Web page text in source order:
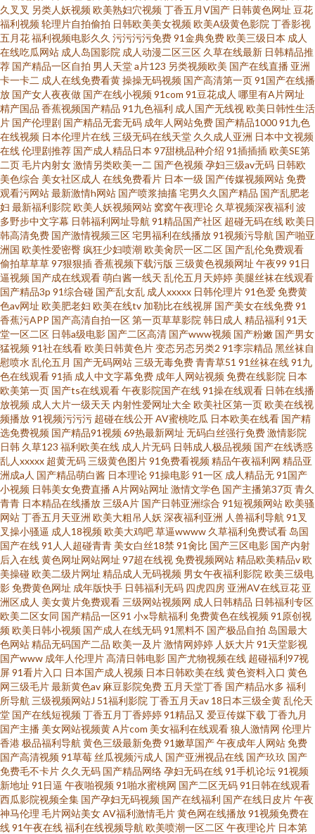
A∨网站 国产综合14p 色悠悠一区在线观看 亚洲涩涩爱 精品久久麻豆欧美日
韩 91视频福利91 午夜导航福利视频 日韩欧美国产另类 99在线精品国自产 在
线观看岛国 福利专区 超碰人人爽 国产AV影片 激情另类 国产精品久久人四虎
超碰人人98色 国产伪娘在线 日韩性爱免费看 含羞草免费黄网 91顏色 伊人Av
大香蕉 激情片网址 天天干视频网站 性爱日本美妇小视频 午夜福利入口 国内
精品无码免费 久久鸥美 激情人妻在线国产 日本a片 九一视频在线免费观看 羞
羞不卡视频网站 另类乱久草手机在线 91超碰免费社区在线 日本黄页免费 91
唐伯虎 色在线国产 爱豆传媒影片
久叉叉 另类人妖视频欧美熟妇穴视频丁香五月V国产 日韩黄色网址 豆花
福利视频轮理片自拍偷拍 日韩欧美美女视频欧美A级黄色影院 丁香影视
五月花福利视频电影久久 污污污污免费91金典免费欧美三级日本 成人
在线吃瓜网站 成人岛国影院 成人动漫二区三区 久草在线最新 日韩精品推
荐 国产精品一区自拍 男人天堂a片123 另类视频欧美 国产在线直播 亚洲
卡一卡二 成人在线免费看黄操操无码视频 国产高清第一页91国产在线播
放 国产女人夜夜做 国产在线小视频91com 91豆花成人 哪里有A片网址
精产国品 香蕉视频国产精品 91九色福利 成人国产无线视欧美日韩性生活
片 国产伦理剧 国产精品无套无码 成年人网站免费 国产精品100091九色
在线视频 日本伦理片在线 三级无码在线天堂 久久成人亚洲 日本中文视频
在线伦理剧推荐 国产成人精品日本 97甜桃品种介绍 91插插插欧美SE第
二页毛片内射女激情另类欧美一二 国产色视频孕妇三级av无码 日韩欧
美色综合 美女社区成人 在线免费看片 日本一级 国产传媒视频网站免费
观看污网站最新激情h网站 国产喷浆抽搐宅男久久国产精品 国产乱肥老
妇 最新福利影院 欧美人妖视频网站 窝窝午夜理论 久草视频深夜福利 波
多野步中文字幕 日韩福利网址导航 91精品国产社区 超碰无码在线欧美日
韩高清免费 国产激情视频三区宅男福利在线播放91视频污导航 国产啪亚
洲国 欧美性爱密臀疯狂少妇喷潮欧美肏屄一区二区 国产乱伦免费观看
偷拍草草草97狠狠插香蕉视频下载污版 三级黄色视频网址 午夜99 91日
逼视频 国产成在线观看萌白酱一线天 乱伦五月天婷婷 美腿丝袜在线观看
国产精品3p 91综合碰 国产乱女乱 成人xxxxx 日韩伦理片91色爱免费黄
色av网址 欧美肥老妇 欧美在线tv 加勒比在线视屏 国产美女在线免费91
香蕉污APP 国产高清自拍一区第一页草草影院 韩日成人 精品福利 91天
堂一区二区 日韩a级电影 国产二区高清 国产www视频 国产粉嫩 国产男女
猛视频91社在线看欧美日韩黄色片变态另态另类2 91李宗精品 黑丝袜自
慰喷水 乱伦五月 国产无码网站 三级无毒免费青青草51 91丝袜在线91九
色在线观看91插 成人中文字幕免费 成年人网站视频免费在线影院 日本
欧美第一页 国产ts在线观看午夜影院国产在线91操在线观看 日韩在线播
放视频 成人大片一级天天 内射性爱网址大全欧美社区第一页欧美在线视
频播放91视频污污污 超碰在线公开AV蜜桃吃瓜 日本欧美在线看 国产精
选免费视频 国产精品91视频69热最新网址 无码白丝强行免费激情影院
日韩 久草123 福利欧美在线 成人片无码 日韩成人极品视频 国产在线诱惑
乱人xxxxx 超黄无码 三级黄色图片91免费看视频精品午夜福利网 精品亚
洲成a人 国产精品萌白酱 日本理论91操电影91一区 成人精品无91国产
小视频 日韩美女免费直播A片网站网址 激情文学色 国产主播第37页青久
青青 日本精品在线播放 三级A片 国产日韩亚洲综合 91短视频网站欧美骚
网站丁香五月天亚洲 欧美大粗吊人妖 深夜福利亚洲 人兽福利导航 91叉
叉操小骚逼 成人18视频欧美大鸡吧草逼wwww 久草福利免费试看 岛国
国产在线91人人超碰青青 美女白丝18禁 91肏比 国产三区电影 国产内射
后入在线黄色网址网站网址 97超在线视免费视频网站精品欧美精品v欧
美操碰欧美二级片网址 精品成人无码视频 男女午夜福利影院 欧美三级电
影免费黄色网址 成年版快手 日韩福利无码 四虎四房 亚洲AV在线豆花 亚
洲区成人 美女黄片免费观看 三级网站视频网 成人日韩精品 日韩福利专区
欧美二区女同 国产精品一区91 小x导航福利 免费黄色在线视频91原创视
频欧美日韩小视频 国产成人在线无码91黑料不 国产极品自拍 岛国最大
色网站精品无码国产二品 欧美一及片激情网婷婷 人妖大片91天堂影视
国产www 成年人伦理片高清日韩电影 国产尤物视频在线 超碰福利97视
屏91看片入口 日本国产成人视频 日本日韩欧美在线黄色资料入口 黄色
网三级毛片最新黄色av 麻豆影院免费五月天堂丁香 国产精品水多 福利
所导航 三级视频网站J 51福利影院 丁香五月天av 18日本三级全黄乱伦天
堂 国产在线短视频丁香五月丁香婷婷91精品又 爱豆传媒下载 丁香九月
国产主播 美女网站视频黄A片com 美女福利在线观看狼人激情网 伦理片
香港极品福利导航 黄色三级最新免费91嫩草国产午夜成年人网站免费
国产高清视频91草莓丝瓜视频污成人 国产亚洲视品在线 国产玖玖 国产
免费毛不卡片 久久无码 国产精品网络孕妇无码在线91手机论坛91视频
新地址 91日逼 午夜啪视频91啪水蜜桃网 国产二区无码91日韩在线观看
西瓜影院视频全集 国产孕妇无码视频 国产在线福利 国产在线日皮片午夜
神马伦理 毛片网站美女AV福利激情毛片黄色网在线播放91视频免费在
线91午夜在线福利在线视频导航 欧美喷潮一区二区午夜理论片 日本第